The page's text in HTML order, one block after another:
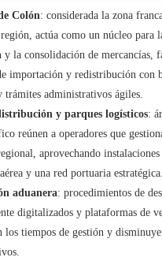
Colón: considerada la zona
actúa como un núcleo para
y la consolidación de mercancías,
importación y redistribución con
trámites administrativos ágiles.
y parques logísticos:
reúnen a operadores que
aprovechando instalaciones
y una red portuaria estratégica.
aduanera: procedimientos de
digitalizados y plataformas de
los tiempos de gestión y